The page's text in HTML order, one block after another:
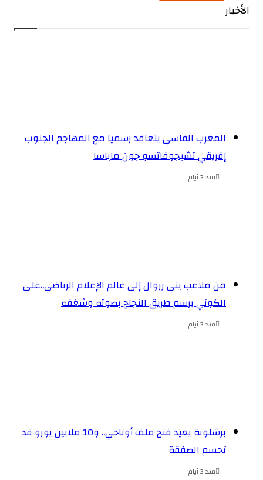
الأخيار
المغرب الفاسي يتعاقد رسميا مع المهاجم الجنوب
إفريقي تشيجوفاتسو جون ماباسا
مند 3 أيام
من ملاعب بني زروال إلى عالم الإعلام الرياضي..علي
الكوني يرسم طريق النجاح بصوته وشغفه
مند 3 أيام
برشلونة يعيد فتح ملف أوناحي.. و10 ملايين يورو قد
تحسم الصفقة
مند 3 أيام